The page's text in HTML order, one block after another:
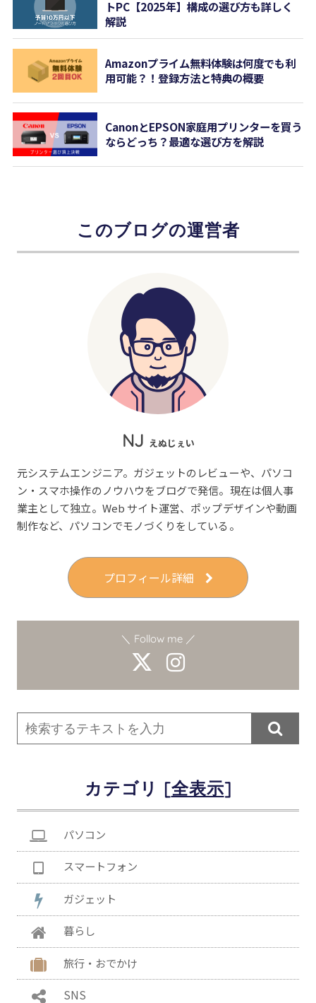
トPC【2025年】構成の選び方も詳しく
解説
Amazonプライム無料体験は何度でも利
用可能？！登録方法と特典の概要
CanonとEPSON家庭用プリンターを買う
ならどっち？最適な選び方を解説
このブログの運営者
NJ えぬじぇい
元システムエンジニア。ガジェットのレビューや、パソコ
ン・スマホ操作のノウハウをブログで発信。現在は個人事
業主として独立。Web サイト運営、ポップデザインや動画
制作など、パソコンでモノづくりをしている。
プロフィール詳細
＼ Follow me ／

カテゴリ [ ]
パソコン
スマートフォン
ガジェット
暮らし
旅行・おでかけ
SNS